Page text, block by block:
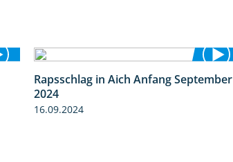
1:50
Rapsschlag in Aich Anfang September
2024
16.09.2024